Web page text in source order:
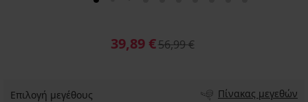
39,89 €56,99 €
Επιλογή μεγέθους Πίνακας μεγεθών